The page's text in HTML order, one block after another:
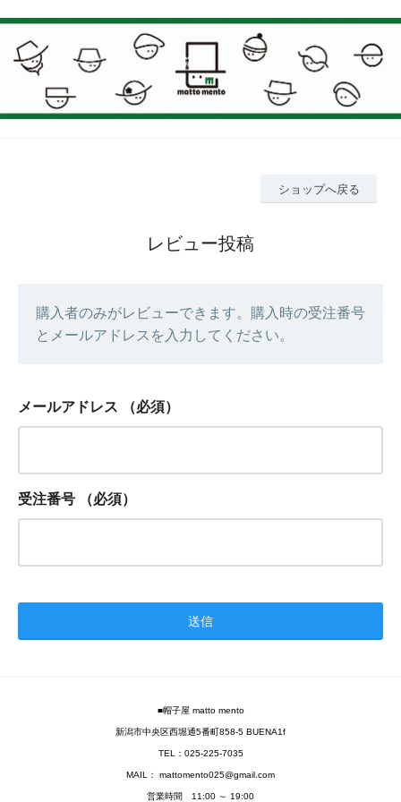
ショップへ戻る
レビュー投稿
購入者のみがレビューできます。購入時の受注番号
とメールアドレスを入力してください。
メールアドレス （必須）
受注番号 （必須）
■帽子屋 matto mento
新潟市中央区西堀通5番町858-5 BUENA1f
TEL：025-225-7035
MAIL： mattomento025@gmail.com
営業時間 11:00 ～ 19:00